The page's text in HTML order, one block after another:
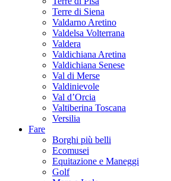
Terre di Siena
Valdarno Aretino
Valdelsa Volterrana
Valdera
Valdichiana Aretina
Valdichiana Senese
Val di Merse
Valdinievole
Val d’Orcia
Valtiberina Toscana
Versilia
Fare
Borghi più belli
Ecomusei
Equitazione e Maneggi
Golf